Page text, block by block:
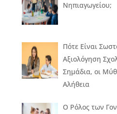
Νηπιαγωγείου;
Πότε Είναι
Αξιολόγηση
Σημάδια, οι
Αλήθεια
Ο Ρόλος των